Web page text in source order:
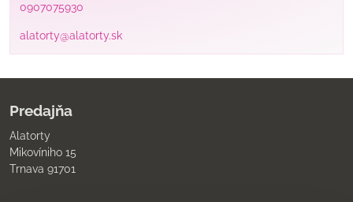
0907075930
alatorty@alatorty.sk
Predajňa
Alatorty
Mikovíniho 15
Trnava 91701